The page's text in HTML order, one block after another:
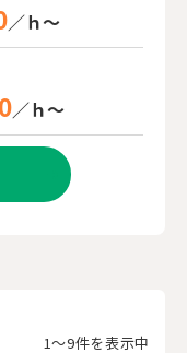
／ｈ～
／ｈ～
1〜9件を表示中